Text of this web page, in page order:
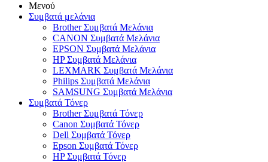
Μενού
Συμβατά μελάνια
Brother Συμβατά Μελάνια
CANON Συμβατά Μελάνια
EPSON Συμβατά Μελάνια
HP Συμβατά Μελάνια
LEXMARK Συμβατά Μελάνια
Philips Συμβατά Μελάνια
SAMSUNG Συμβατά Μελάνια
Συμβατά Τόνερ
Brother Συμβατά Τόνερ
Canon Συμβατά Τόνερ
Dell Συμβατά Τόνερ
Epson Συμβατά Τόνερ
HP Συμβατά Τόνερ